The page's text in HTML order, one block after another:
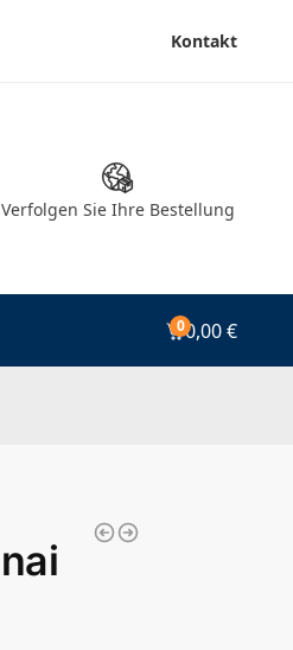
Kontakt
Verfolgen Sie Ihre Bestellung
00,00€